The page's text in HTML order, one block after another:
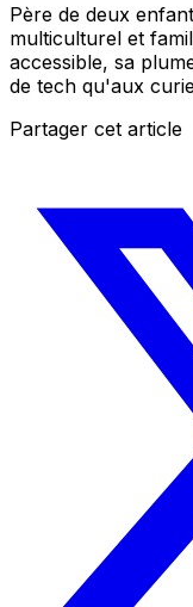
Père de deux
multiculturel et
accessible, sa
de tech qu'aux
Partager cet article